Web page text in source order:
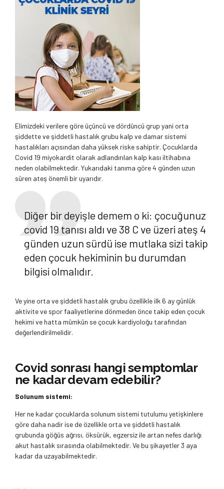
Elimizdeki verilere göre üçüncü ve dördüncü grup yani orta
şiddette ve şiddetli hastalık grubu kalp ve damar sistemi
hastalıkları açısından daha yüksek riske sahiptir. Çocuklarda
Covid 19 miyokardit olarak adlandırılan kalp kası iltihabına
neden olabilmektedir. Yukarıdaki tanıma göre 4 günden uzun
süren ateş önemli bir uyarıdır.
Diğer bir deyişle demem o ki: çocuğunuz
covid 19 tanısı aldı ve 38 C ve üzeri ateş 4
günden uzun sürdü ise mutlaka sizi takip
eden çocuk hekiminin bu durumdan
bilgisi olmalıdır.
Ve yine orta ve şiddetli hastalık grubu özellikle ilk 6 ay günlük
aktivite ve spor faaliyetlerine dönmeden önce takip eden çocuk
hekimi ve hatta mümkün se çocuk kardiyoloğu tarafından
değerlendirilmelidir.
Covid sonrası hangi semptomlar
ne kadar devam edebilir?
Solunum sistemi:
Her ne kadar çocuklarda solunum sistemi tutulumu yetişkinlere
göre daha nadir ise de özellikle orta ve şiddetli hastalık
grubunda göğüs ağrısı, öksürük, egzersiz ile artan nefes darlığı
akut hastalık sırasında olabilmektedir. Ve bu şikayetler 3 aya
kadar da uzayabilmektedir.